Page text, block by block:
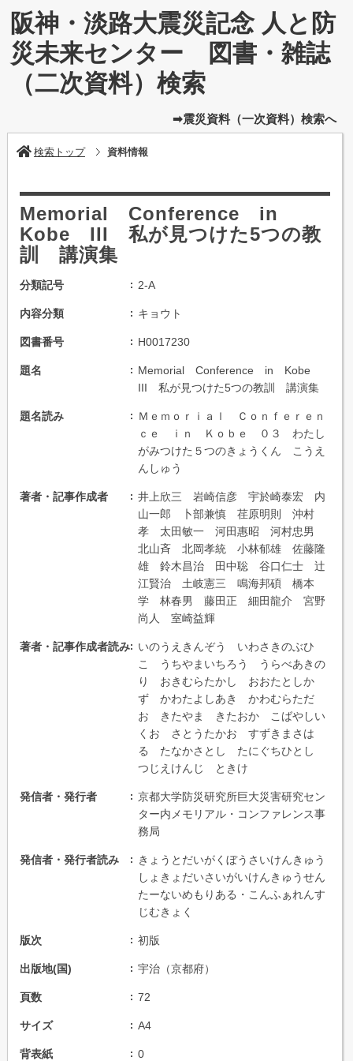
阪神・淡路大震災記念 人と防
災未来センター 図書・雑誌
（二次資料）検索
➡震災資料（一次資料）検索へ
検索トップ 資料情報
Memorial Conference in
Kobe III 私が見つけた5つの教
訓 講演集
分類記号 2-A
内容分類 キョウト
図書番号 H0017230
題名
Memorial Conference in Kobe
III 私が見つけた5つの教訓 講演集
題名読み
Ｍｅｍｏｒｉａｌ Ｃｏｎｆｅｒｅｎ
ｃｅ ｉｎ Ｋｏｂｅ ０３ わたし
がみつけた５つのきょうくん こうえ
んしゅう
著者・記事作成者
井上欣三 岩崎信彦 宇於崎泰宏 内
山一郎 卜部兼慎 荏原明則 沖村
孝 太田敏一 河田惠昭 河村忠男
北山斉 北岡孝統 小林郁雄 佐藤隆
雄 鈴木昌治 田中聡 谷口仁士 辻
江賢治 土岐憲三 鳴海邦碩 橋本
学 林春男 藤田正 細田龍介 宮野
尚人 室崎益輝
著者・記事作成者読み
いのうえきんぞう いわさきのぶひ
こ うちやまいちろう うらべあきの
り おきむらたかし おおたとしか
ず かわたよしあき かわむらただ
お きたやま きたおか こばやしい
くお さとうたかお すずきまさは
る たなかさとし たにぐちひとし
つじえけんじ ときけ
発信者・発行者
京都大学防災研究所巨大災害研究セン
ター内メモリアル・コンファレンス事
務局
発信者・発行者読み
きょうとだいがくぼうさいけんきゅう
しょきょだいさいがいけんきゅうせん
たーないめもりある・こんふぁれんす
じむきょく
版次 初版
出版地(国) 宇治（京都府）
頁数 72
サイズ A4
背表紙 0